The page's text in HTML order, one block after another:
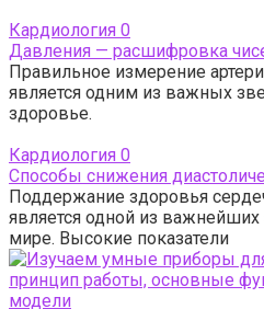
Кардиология 0
Давления — расшифровка
Правильное измерение
является одним из важных
здоровье.
Кардиология 0
Способы снижения
Поддержание здоровья
является одной из
мире. Высокие показатели